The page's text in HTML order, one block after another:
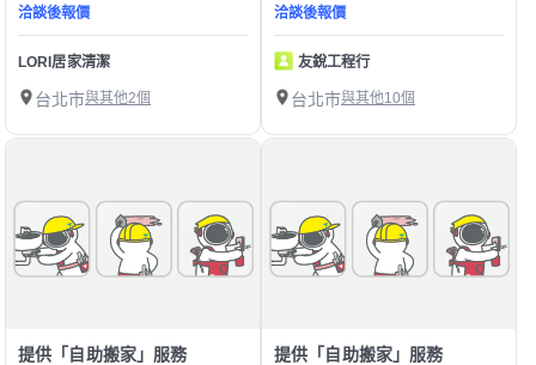
洽談後報價
LORI居家清潔
台北市與其他2個
洽談後報價
友銳工程行
台北市與其他10個
提供「自助搬家」服務 提供「自助搬家」服務